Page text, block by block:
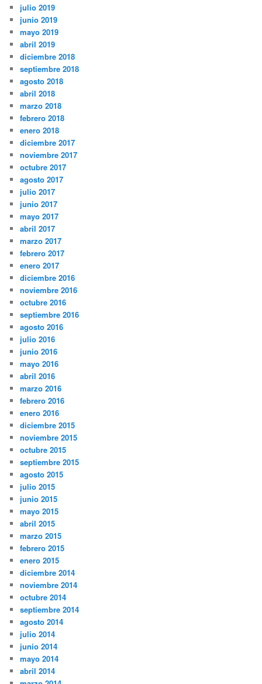
julio 2019
junio 2019
mayo 2019
abril 2019
diciembre 2018
septiembre 2018
agosto 2018
abril 2018
marzo 2018
febrero 2018
enero 2018
diciembre 2017
noviembre 2017
octubre 2017
agosto 2017
julio 2017
junio 2017
mayo 2017
abril 2017
marzo 2017
febrero 2017
enero 2017
diciembre 2016
noviembre 2016
octubre 2016
septiembre 2016
agosto 2016
julio 2016
junio 2016
mayo 2016
abril 2016
marzo 2016
febrero 2016
enero 2016
diciembre 2015
noviembre 2015
octubre 2015
septiembre 2015
agosto 2015
julio 2015
junio 2015
mayo 2015
abril 2015
marzo 2015
febrero 2015
enero 2015
diciembre 2014
noviembre 2014
octubre 2014
septiembre 2014
agosto 2014
julio 2014
junio 2014
mayo 2014
abril 2014